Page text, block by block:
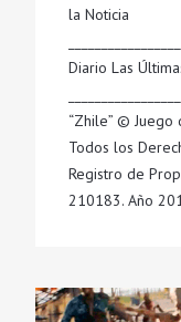
la Noticia
Diario Las
“Zhile” © Juego
Todos los
Registro de
210183. Año